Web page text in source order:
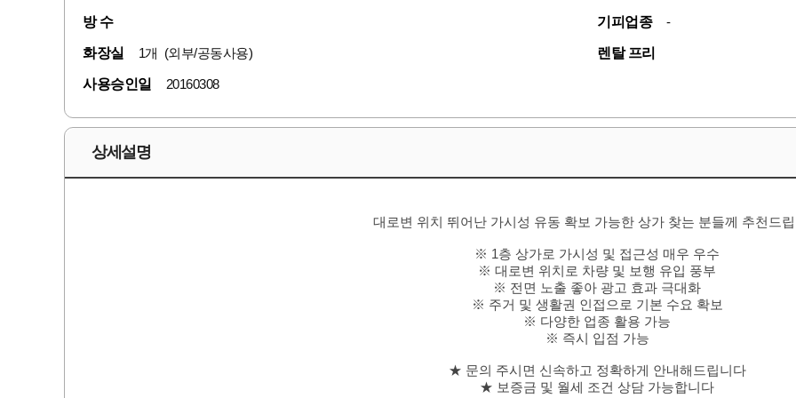
방 수 기피업종 -
화장실 1개 (외부/공동사용) 렌탈 프리
사용승인일 20160308
상세설명
대로변 위치 뛰어난 가시성 유동 확보 가능한 상가 찾는 분들께 추천드
※ 1층 상가로 가시성 및 접근성 매우 우수
※ 대로변 위치로 차량 및 보행 유입 풍부
※ 전면 노출 좋아 광고 효과 극대화
※ 주거 및 생활권 인접으로 기본 수요 확보
※ 다양한 업종 활용 가능
※ 즉시 입점 가능
★ 문의 주시면 신속하고 정확하게 안내해드립니다
★ 보증금 및 월세 조건 상담 가능합니다